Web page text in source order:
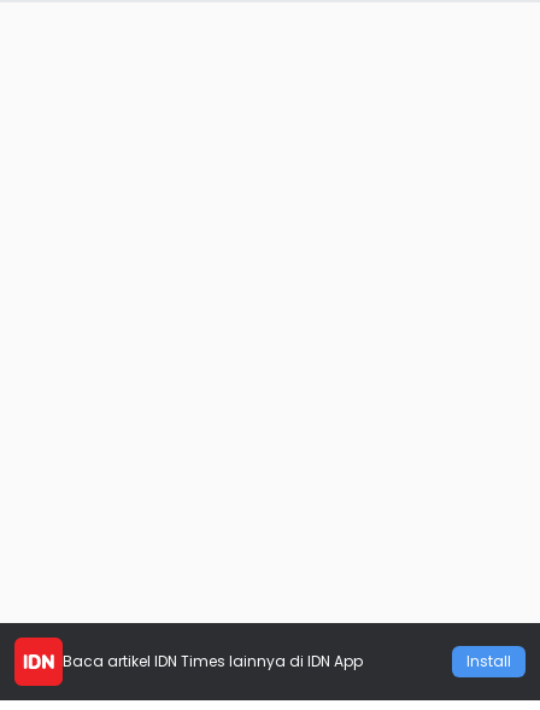
Baca artikel IDN Times lainnya di IDN App Install